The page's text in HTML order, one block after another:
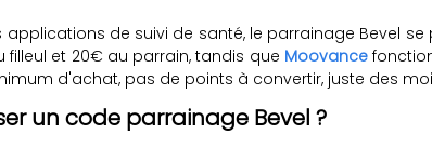
applications de suivi de santé, le parrainage Bevel
filleul et 20€ au parrain, tandis que Moovance
d'achat, pas de points à convertir, juste des
un code parrainage Bevel ?